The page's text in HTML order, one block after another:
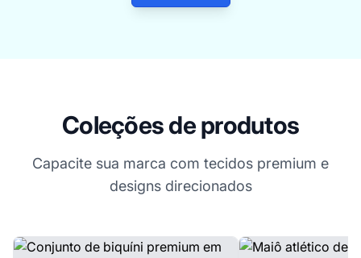
Coleções de produtos
Capacite sua marca com tecidos premium e
designs direcionados